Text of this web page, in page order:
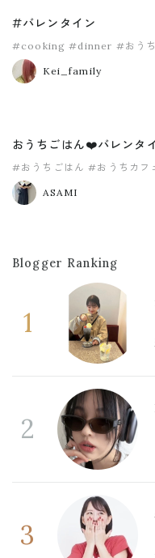
#バレンタイン
#cooking #dinner #おう
#料理
Kei_family
おうちごはん❤️バレンタ
#おうちごはん #おうちカフ
#バレンタイン
ASAMI
Blogger Ranking
1
2
3